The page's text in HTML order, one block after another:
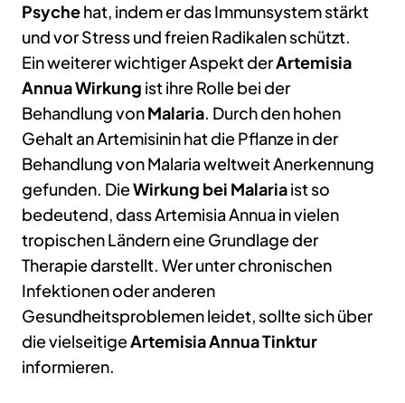
Psychehat, indem er das Immunsystem stärkt
und vor Stress und freien Radikalen schützt.
Ein weiterer wichtiger Aspekt derArtemisia
Annua Wirkung ist ihre Rolle bei der
Behandlung vonMalaria. Durch den hohen
Gehalt an Artemisinin hat die Pflanze in der
Behandlung von Malaria weltweit Anerkennung
gefunden. DieWirkung bei Malariaist so
bedeutend, dass Artemisia Annua in vielen
tropischen Ländern eine Grundlage der
Therapie darstellt. Wer unter chronischen
Infektionen oder anderen
Gesundheitsproblemen leidet, sollte sich über
die vielseitigeArtemisia Annua Tinktur
informieren.